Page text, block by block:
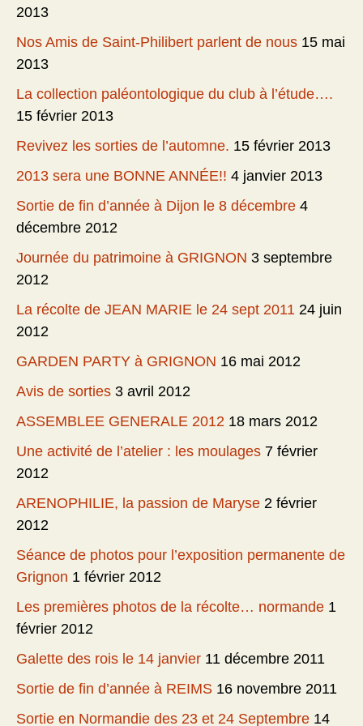
2013
Nos Amis de Saint-Philibert parlent de nous 15 mai
2013
La collection paléontologique du club à l’étude….
15 février 2013
Revivez les sorties de l’automne. 15 février 2013
2013 sera une BONNE ANNÉE!! 4 janvier 2013
Sortie de fin d’année à Dijon le 8 décembre 4
décembre 2012
Journée du patrimoine à GRIGNON 3 septembre
2012
La récolte de JEAN MARIE le 24 sept 2011 24 juin
2012
GARDEN PARTY à GRIGNON 16 mai 2012
Avis de sorties 3 avril 2012
ASSEMBLEE GENERALE 2012 18 mars 2012
Une activité de l’atelier : les moulages 7 février
2012
ARENOPHILIE, la passion de Maryse 2 février
2012
Séance de photos pour l’exposition permanente de
Grignon 1 février 2012
Les premières photos de la récolte… normande 1
février 2012
Galette des rois le 14 janvier 11 décembre 2011
Sortie de fin d’année à REIMS 16 novembre 2011
Sortie en Normandie des 23 et 24 Septembre 14